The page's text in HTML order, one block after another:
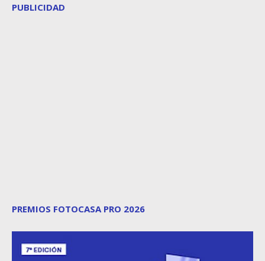
PUBLICIDAD
PREMIOS FOTOCASA PRO 2026